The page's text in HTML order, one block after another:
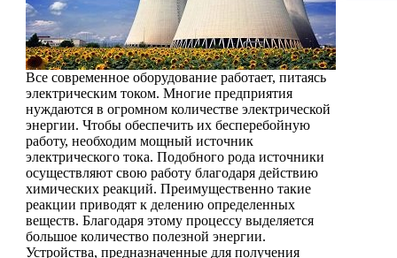
Все современное оборудование работает, питаясь
электрическим током. Многие предприятия
нуждаются в огромном количестве электрической
энергии. Чтобы обеспечить их бесперебойную
работу, необходим мощный источник
электрического тока. Подобного рода источники
осуществляют свою работу благодаря действию
химических реакций. Преимущественно такие
реакции приводят к делению определенных
веществ. Благодаря этому процессу выделяется
большое количество полезной энергии.
Устройства, предназначенные для получения